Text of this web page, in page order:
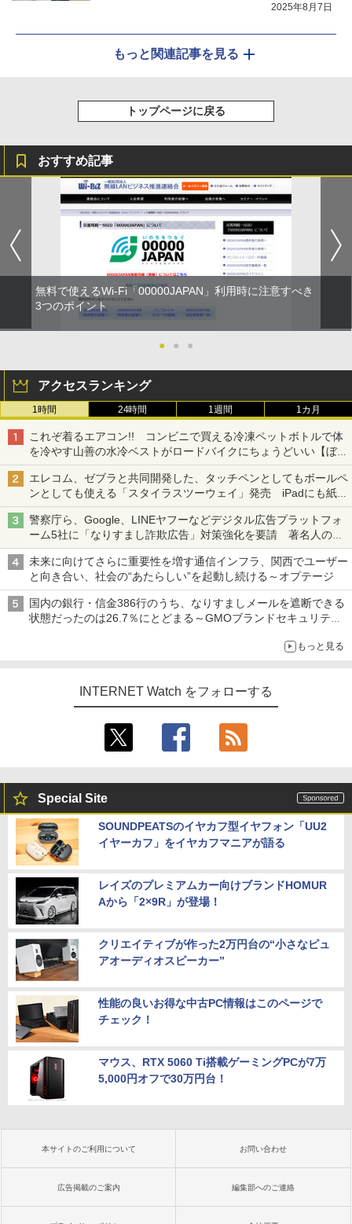
2025年8月7日
もっと関連記事を見る
トップページに戻る
おすすめ記事
無料で使えるWi-Fi「00000JAPAN」利用時に注意すべき
3つのポイント
● ● ●
アクセスランキング
1時間 24時間 1週間 1カ月
これぞ着るエアコン!! コンビニで買える冷凍ペットボトルで体
を冷やす山善の水冷ベストがロードバイクにちょうどいい【ぼっ
ち・ざ・ろーど！その14】【空いた時間でなにしてる？】
エレコム、ゼブラと共同開発した、タッチペンとしてもボールペ
ンとしても使える「スタイラスツーウェイ」発売 iPadにも紙に
も、持ち替えずに書き込める
警察庁ら、Google、LINEヤフーなどデジタル広告プラットフォ
ーム5社に「なりすまし詐欺広告」対策強化を要請 著名人の写
真や映像を使った投資詐欺などへの対策として
未来に向けてさらに重要性を増す通信インフラ、関西でユーザー
と向き合い、社会の“あたらしい”を起動し続ける～オプテージ
国内の銀行・信金386行のうち、なりすましメールを遮断できる
状態だったのは26.7％にとどまる～GMOブランドセキュリティ
もっと見る
INTERNET Watch をフォローする
Special Site
SOUNDPEATSのイヤカフ型イヤフォン「UU2
イヤーカフ」をイヤカフマニアが語る
レイズのプレミアムカー向けブランドHOMUR
Aから「2×9R」が登場！
クリエイティブが作った2万円台の“小さなピュ
アオーディオスピーカー”
性能の良いお得な中古PC情報はこのページで
チェック！
マウス、RTX 5060 Ti搭載ゲーミングPCが7万
5,000円オフで30万円台！
本サイトのご利用について お問い合わせ
広告掲載のご案内 編集部へのご連絡